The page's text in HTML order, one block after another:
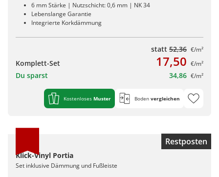
6 mm Stärke | Nutzschicht: 0,6 mm | NK 34
Lebenslange Garantie
Integrierte Korkdämmung
statt 52,36 €/m²
Komplett-Set 17,50 €/m²
Du sparst 34,86 €/m²
Kostenloses Muster Boden vergleichen
Restposten
Klick-Vinyl Portia
Set inklusive Dämmung und Fußleiste